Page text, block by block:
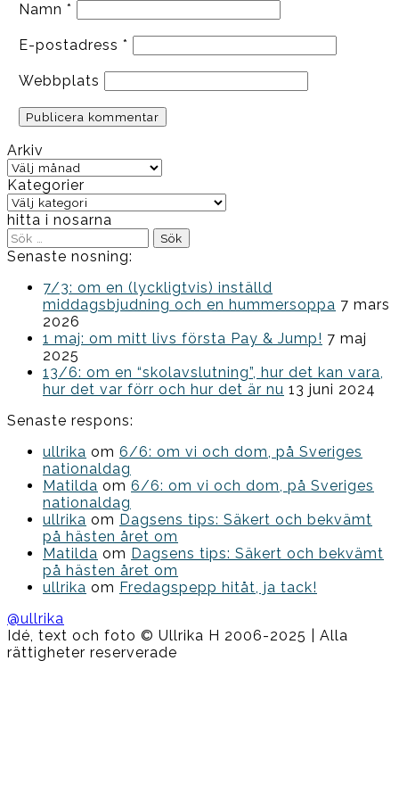
Namn *
E-postadress *
Webbplats
Arkiv
Arkiv
Kategorier
Kategorier
hitta i nosarna
Sök
efter:
Senaste nosning:
7/3: om en (lyckligtvis) inställd
middagsbjudning och en hummersoppa 7 mars
2026
1 maj: om mitt livs första Pay & Jump! 7 maj
2025
13/6: om en “skolavslutning”, hur det kan vara,
hur det var förr och hur det är nu 13 juni 2024
Senaste respons:
ullrika om 6/6: om vi och dom, på Sveriges
nationaldag
Matilda om 6/6: om vi och dom, på Sveriges
nationaldag
ullrika om Dagsens tips: Säkert och bekvämt
på hästen året om
Matilda om Dagsens tips: Säkert och bekvämt
på hästen året om
ullrika om Fredagspepp hitåt, ja tack!
@ullrika
Idé, text och foto © Ullrika H 2006-2025 | Alla
rättigheter reserverade